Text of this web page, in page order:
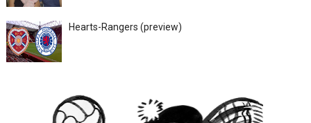
Hearts-Rangers (preview)